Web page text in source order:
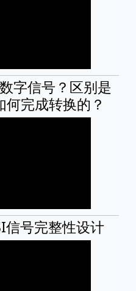
字信号？区别是
完成转换的？
信号完整性设计